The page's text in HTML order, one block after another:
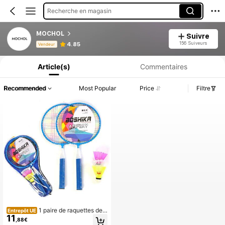
Recherche en magasin
MOCHOL
Vendeur 4.85
Suivre
156 Suiveurs
Informations produit : Divulgation des prix, détails sur les ventes et le stock.
Article(s) Commentaires
Recommended Most Popular Price Filtre
Entrepôt UE 1 paire de raquettes de b
adminton, ensemble de balles pour j
11 ,88€